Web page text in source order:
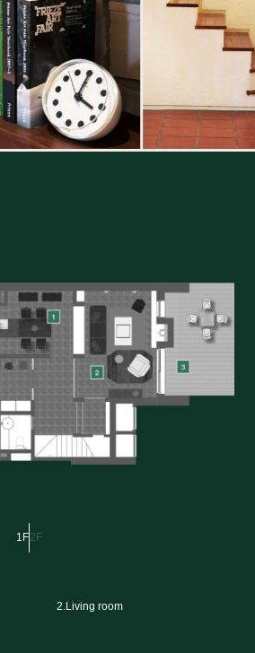
2F
1F
2.Living room